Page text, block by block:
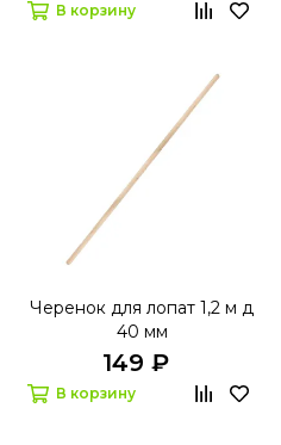
В корзину
Черенок для лопат 1,2 м д
40 мм
149 ₽
В корзину